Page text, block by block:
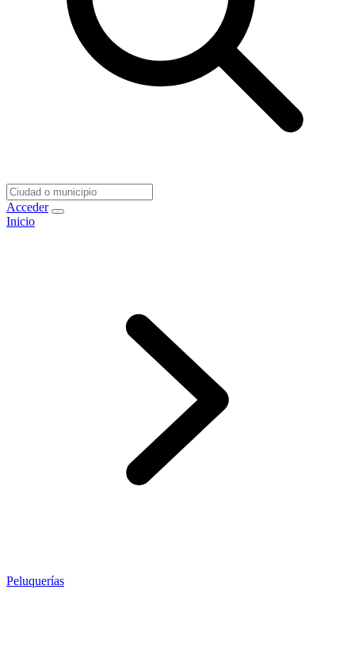
Acceder
Inicio
Peluquerías